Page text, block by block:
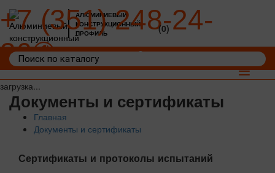
загрузка...
АЛЮМИНИЕВЫЙ
КОНСТРУКЦИОННЫЙ
ПРОФИЛЬ
+7 (351) 248-24-
36
(0)
Toggle
Документы и сертификаты
Главная
Документы и сертификаты
Сертификаты и протоколы испытаний